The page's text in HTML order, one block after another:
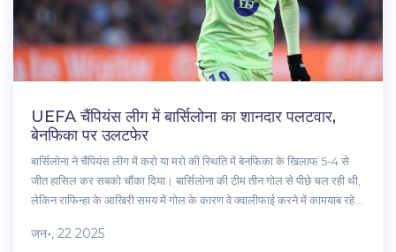
UEFA चैंपियंस लीग में बार्सिलोना का शानदार पलटवार,
बेनफिका पर उलटफेर
बार्सिलोना ने चैंपियंस लीग में करो या मरो की स्थिति में बेनफिका के खिलाफ 5-4 से
जीत हासिल कर सबको चौंका दिया। बार्सिलोना की टीम तीन गोल से पीछे चल रही थी,
लेकिन राफिन्हा के आखिरी समय में गोल के कारण वे क्वालीफाई करने में कामयाब रहे।
की जबरदस्त आक्रमण शैली ने सबको प्रभावित किया।
जन॰, 22 2025